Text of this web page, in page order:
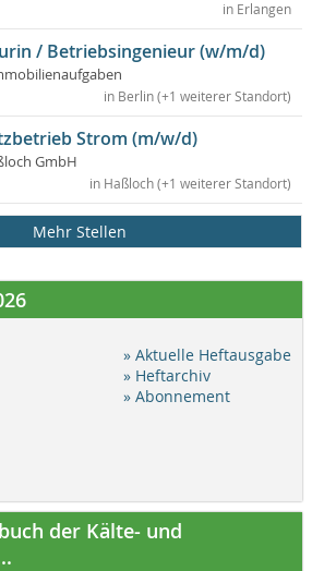
in Erlangen
/ Betriebsingenieur (w/m/d)
in Berlin (+1 weiterer Standort)
Strom (m/w/d)
GmbH
in Haßloch (+1 weiterer Standort)
Mehr Stellen
» Aktuelle Heftausgabe
» Heftarchiv
» Abonnement
der Kälte- und